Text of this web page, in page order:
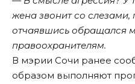
жена звонит со слезами,
отчаявшись обращался
правоохранителям.
В мэрии Сочи ранее
образом выполняют